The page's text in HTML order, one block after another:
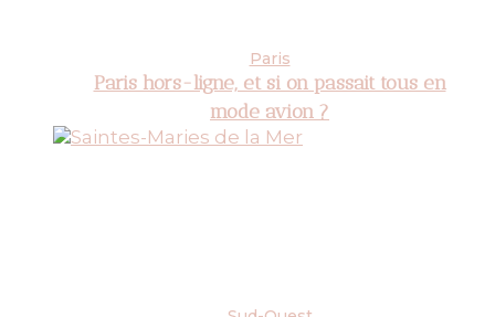
Paris
Paris hors-ligne, et si on passait tous en
mode avion ?